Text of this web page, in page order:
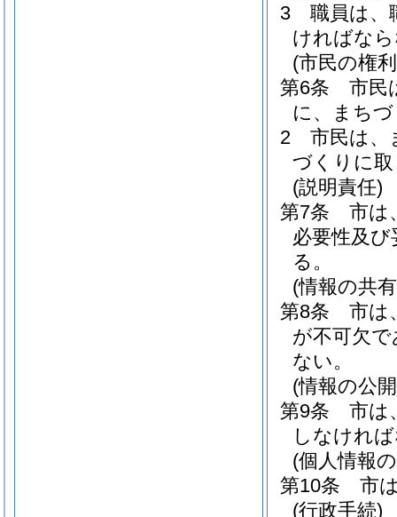
3
職員は、
ければな
(市民の権
第6条
市民
に、まち
2
市民は、
づくりに
(説明責任)
第7条
市は
必要性及
る。
(情報の共
第8条
市は
が不可欠
ない。
(情報の公
第9条
市は
しなけれ
(個人情報
第10条
市
(行政手続)